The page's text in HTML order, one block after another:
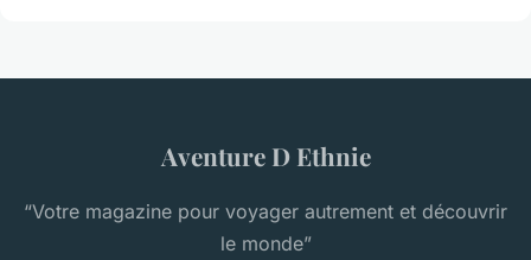
Aventure D Ethnie
“Votre magazine pour voyager autrement et découvrir
le monde”